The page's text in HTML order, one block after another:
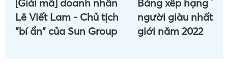
[Giải mã] doanh nhân
Lê Viết Lam - Chủ tịch
"bí ẩn" của Sun Group
Bảng xếp hạng
người giàu nhất
giới năm 2022